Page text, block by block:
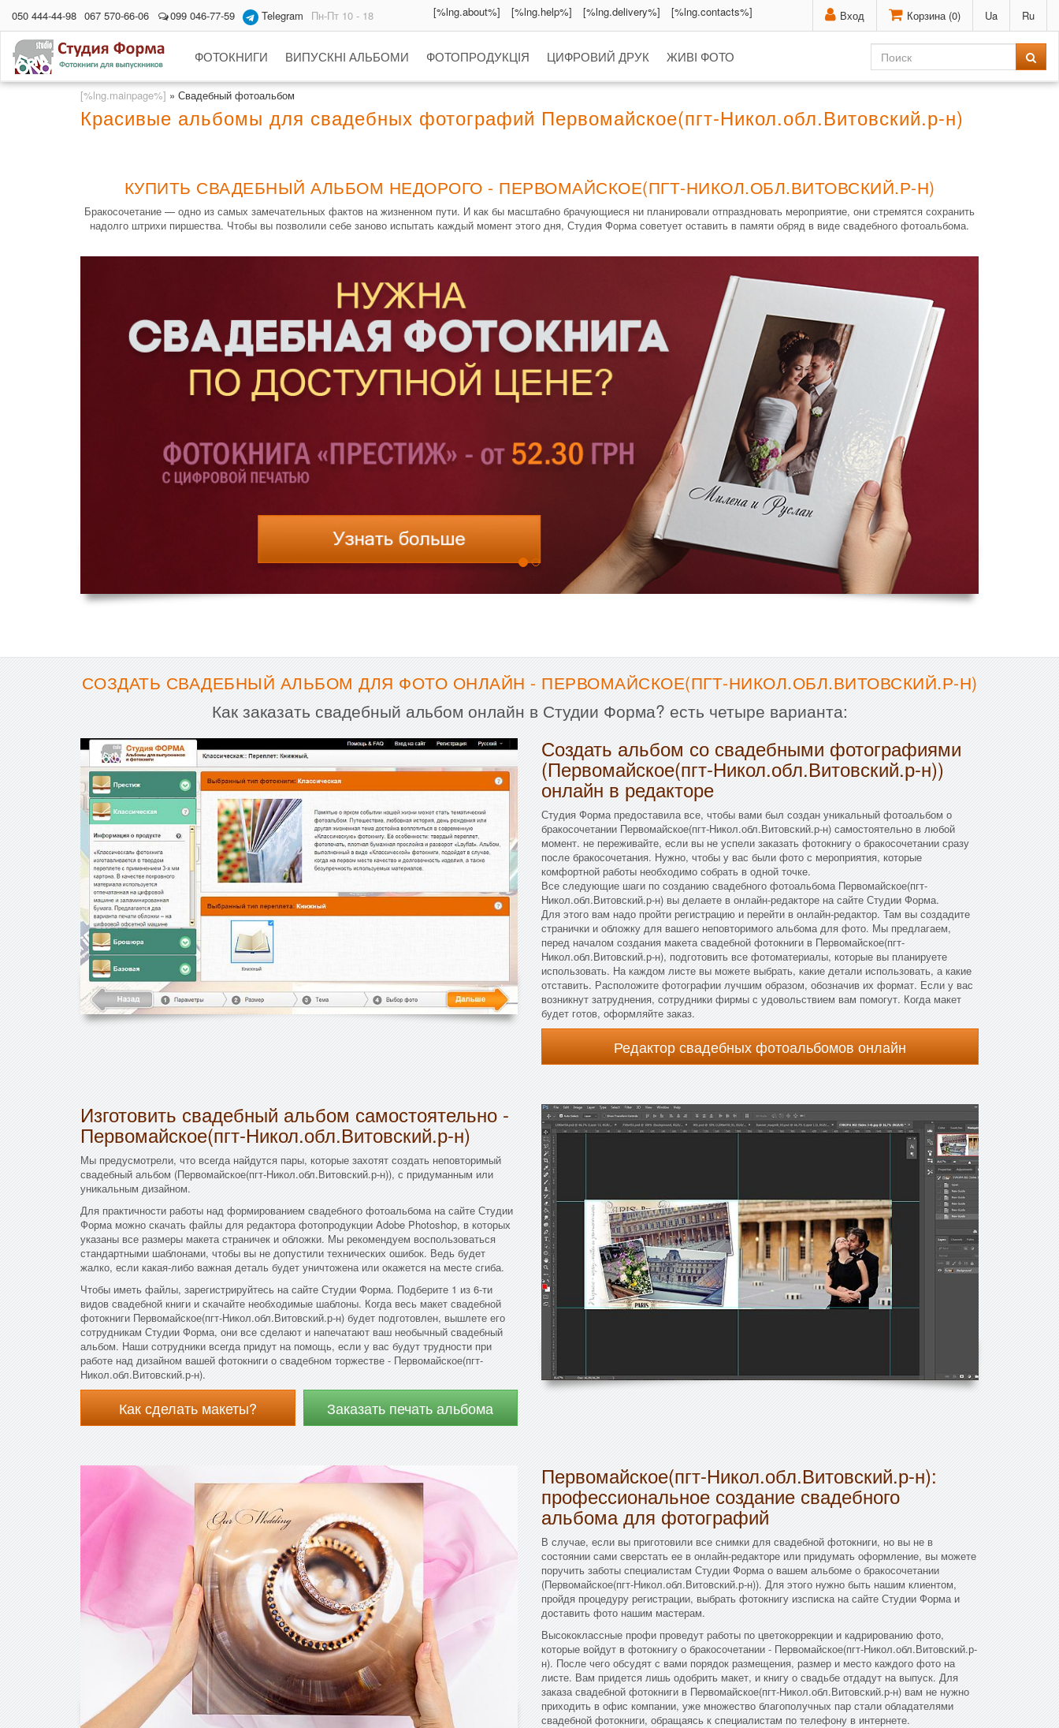
Вход Корзина (0) Ua Ru
050 444-44-98 067 570-66-06 099 046-77-59 Telegram Пн-Пт 10 - 18 [%lng.about%] [%lng.help%] [%lng.delivery%] [%lng.contacts%]
ФОТОКНИГИ ВИПУСКНІ АЛЬБОМИ ФОТОПРОДУКЦІЯ ЦИФРОВИЙ ДРУК ЖИВІ ФОТО
[%lng.mainpage%] » Свадебный фотоальбом
Красивые альбомы для свадебных фотографий Первомайское(пгт-Никол.обл.Витовский.р-н)
КУПИТЬ СВАДЕБНЫЙ АЛЬБОМ НЕДОРОГО - ПЕРВОМАЙСКОЕ(ПГТ-НИКОЛ.ОБЛ.ВИТОВСКИЙ.Р-Н)
Бракосочетание — одно из самых замечательных фактов на жизненном пути. И как бы масштабно брачующиеся ни планировали отпраздновать мероприятие, они стремятся сохранить
надолго штрихи пиршества. Чтобы вы позволили себе заново испытать каждый момент этого дня, Студия Форма советует оставить в памяти обряд в виде свадебного фотоальбома.
СОЗДАТЬ СВАДЕБНЫЙ АЛЬБОМ ДЛЯ ФОТО ОНЛАЙН - ПЕРВОМАЙСКОЕ(ПГТ-НИКОЛ.ОБЛ.ВИТОВСКИЙ.Р-Н)
Как заказать свадебный альбом онлайн в Студии Форма? есть четыре варианта:
Создать альбом со свадебными фотографиями
(Первомайское(пгт-Никол.обл.Витовский.р-н))
онлайн в редакторе
Студия Форма предоставила все, чтобы вами был создан уникальный фотоальбом о
бракосочетании Первомайское(пгт-Никол.обл.Витовский.р-н) самостоятельно в любой
момент. не переживайте, если вы не успели заказать фотокнигу о бракосочетании сразу
после бракосочетания. Нужно, чтобы у вас были фото с мероприятия, которые
комфортной работы необходимо собрать в одной точке.
Все следующие шаги по созданию свадебного фотоальбома Первомайское(пгт-
Никол.обл.Витовский.р-н) вы делаете в онлайн-редакторе на сайте Студии Форма.
Для этого вам надо пройти регистрацию и перейти в онлайн-редактор. Там вы создадите
странички и обложку для вашего неповторимого альбома для фото. Мы предлагаем,
перед началом создания макета свадебной фотокниги в Первомайское(пгт-
Никол.обл.Витовский.р-н), подготовить все фотоматериалы, которые вы планируете
использовать. На каждом листе вы можете выбрать, какие детали использовать, а какие
отставить. Расположите фотографии лучшим образом, обозначив их формат. Если у вас
возникнут затруднения, сотрудники фирмы с удовольствием вам помогут. Когда макет
будет готов, оформляйте заказ.
Редактор свадебных фотоальбомов онлайн
Изготовить свадебный альбом самостоятельно -
Первомайское(пгт-Никол.обл.Витовский.р-н)
Мы предусмотрели, что всегда найдутся пары, которые захотят создать неповторимый
свадебный альбом (Первомайское(пгт-Никол.обл.Витовский.р-н)), с придуманным или
уникальным дизайном.
Для практичности работы над формированием свадебного фотоальбома на сайте Студии
Форма можно скачать файлы для редактора фотопродукции Adobe Photoshop, в которых
указаны все размеры макета страничек и обложки. Мы рекомендуем воспользоваться
стандартными шаблонами, чтобы вы не допустили технических ошибок. Ведь будет
жалко, если какая-либо важная деталь будет уничтожена или окажется на месте сгиба.
Чтобы иметь файлы, зарегистрируйтесь на сайте Студии Форма. Подберите 1 из 6-ти
видов свадебной книги и скачайте необходимые шаблоны. Когда весь макет свадебной
фотокниги Первомайское(пгт-Никол.обл.Витовский.р-н) будет подготовлен, вышлете его
сотрудникам Студии Форма, они все сделают и напечатают ваш необычный свадебный
альбом. Наши сотрудники всегда придут на помощь, если у вас будут трудности при
работе над дизайном вашей фотокниги о свадебном торжестве - Первомайское(пгт-
Никол.обл.Витовский.р-н).
Как сделать макеты? Заказать печать альбома
Первомайское(пгт-Никол.обл.Витовский.р-н):
профессиональное создание свадебного
альбома для фотографий
В случае, если вы приготовили все снимки для свадебной фотокниги, но вы не в
состоянии сами сверстать ее в онлайн-редакторе или придумать оформление, вы можете
поручить заботы специалистам Студии Форма о вашем альбоме о бракосочетании
(Первомайское(пгт-Никол.обл.Витовский.р-н)). Для этого нужно быть нашим клиентом,
пройдя процедуру регистрации, выбрать фотокнигу изсписка на сайте Студии Форма и
доставить фото нашим мастерам.
Высококлассные профи проведут работы по цветокоррекции и кадрированию фото,
которые войдут в фотокнигу о бракосочетании - Первомайское(пгт-Никол.обл.Витовский.р-
н). После чего обсудят с вами порядок размещения, размер и место каждого фото на
листе. Вам придется лишь одобрить макет, и книгу о свадьбе отдадут на выпуск. Для
заказа свадебной фотокниги в Первомайское(пгт-Никол.обл.Витовский.р-н) вам не нужно
приходить в офис компании, уже множество благополучных пар стали обладателями
свадебной фотокниги, обращаясь к специалистам по телефону в интернете.